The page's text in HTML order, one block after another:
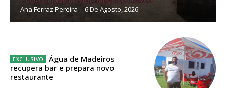
12 meses
Acesso aos conteúdos Exclusivos para
assinantes
Ana Ferraz Pereira - 6 De Agosto, 2026
Água de Madeiros
recupera bar e prepara novo
restaurante